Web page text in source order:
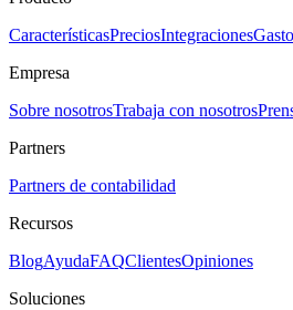
CaracterísticasPreciosIntegraciones
Empresa
Sobre nosotrosTrabaja con nosotros
Partners
Partners de contabilidad
Recursos
BlogAyudaFAQClientesOpiniones
Soluciones